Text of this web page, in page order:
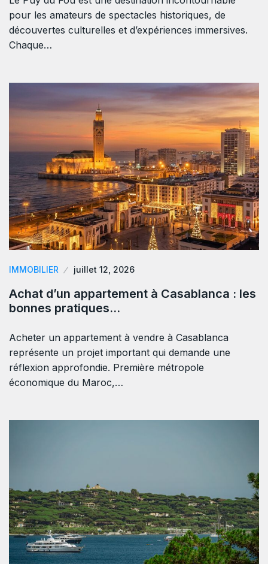
pour les amateurs de spectacles historiques, de
découvertes culturelles et d’expériences immersives.
Chaque…
IMMOBILIER juillet 12, 2026
Achat d’un appartement à Casablanca : les
bonnes pratiques…
Acheter un appartement à vendre à Casablanca
représente un projet important qui demande une
réflexion approfondie. Première métropole
économique du Maroc,…